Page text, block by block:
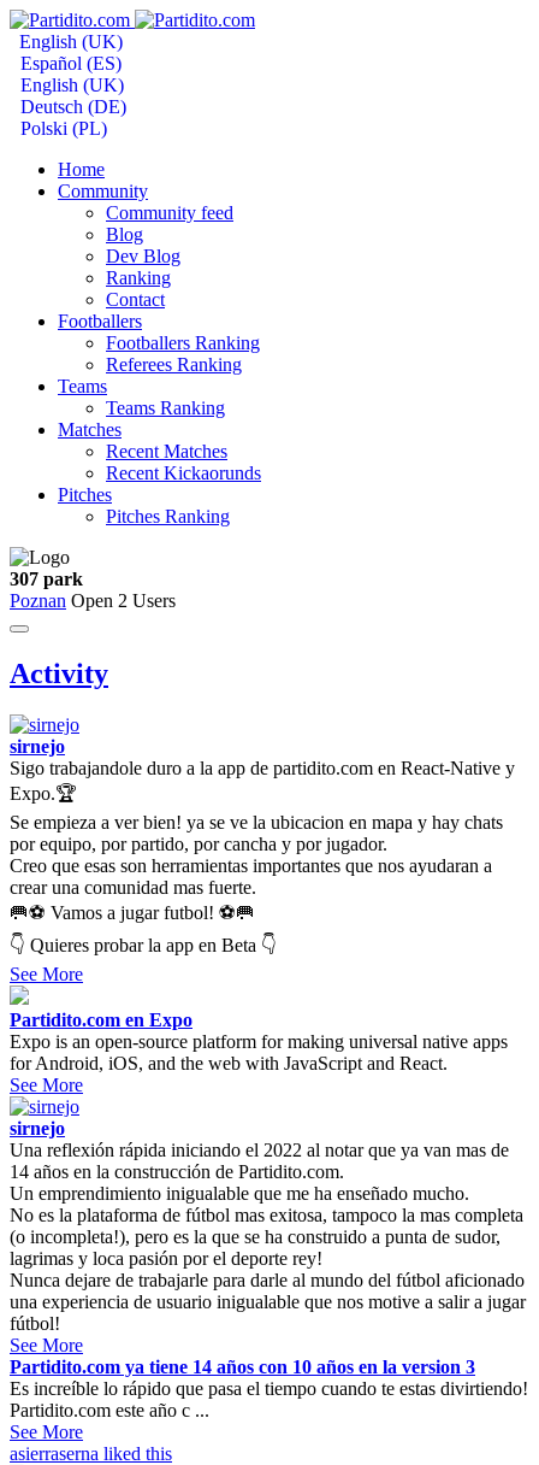
English (UK)
Español (ES)
English (UK)
Deutsch (DE)
Polski (PL)
Home
Community
Community feed
Blog
Dev Blog
Ranking
Contact
Footballers
Footballers Ranking
Referees Ranking
Teams
Teams Ranking
Matches
Recent Matches
Recent Kickaorunds
Pitches
Pitches Ranking
307 park
Poznan Open 2 Users
Activity
sirnejo
Sigo trabajandole duro a la app de partidito.com en React-Native y
Expo.🏆
Se empieza a ver bien! ya se ve la ubicacion en mapa y hay chats
por equipo, por partido, por cancha y por jugador.
Creo que esas son herramientas importantes que nos ayudaran a
crear una comunidad mas fuerte.
🥅⚽ Vamos a jugar futbol! ⚽🥅
👇 Quieres probar la app en Beta 👇
See More
Partidito.com en Expo
Expo is an open-source platform for making universal native apps
for Android, iOS, and the web with JavaScript and React.
See More
sirnejo
Una reflexión rápida iniciando el 2022 al notar que ya van mas de
14 años en la construcción de Partidito.com.
Un emprendimiento inigualable que me ha enseñado mucho.
No es la plataforma de fútbol mas exitosa, tampoco la mas completa
(o incompleta!), pero es la que se ha construido a punta de sudor,
lagrimas y loca pasión por el deporte rey!
Nunca dejare de trabajarle para darle al mundo del fútbol aficionado
una experiencia de usuario inigualable que nos motive a salir a jugar
fútbol!
See More
Partidito.com ya tiene 14 años con 10 años en la version 3
Es increíble lo rápido que pasa el tiempo cuando te estas divirtiendo!
Partidito.com este año c ...
See More
asierraserna liked this